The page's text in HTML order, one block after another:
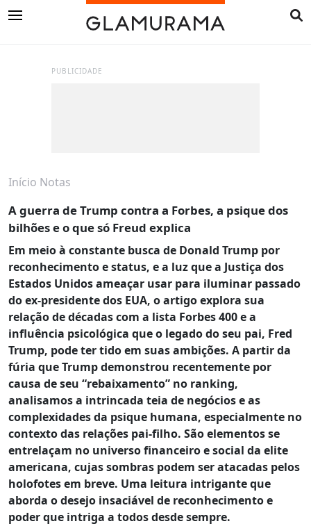
PUBLICIDADE
Início Notas
A guerra de Trump contra a Forbes, a psique dos
bilhões e o que só Freud explica
Em meio à constante busca de Donald Trump por
reconhecimento e status, e a luz que a Justiça dos
Estados Unidos ameaçar usar para iluminar passado
do ex-presidente dos EUA, o artigo explora sua
relação de décadas com a lista Forbes 400 e a
influência psicológica que o legado do seu pai, Fred
Trump, pode ter tido em suas ambições. A partir da
fúria que Trump demonstrou recentemente por
causa de seu “rebaixamento” no ranking,
analisamos a intrincada teia de negócios e as
complexidades da psique humana, especialmente no
contexto das relações pai-filho. São elementos se
entrelaçam no universo financeiro e social da elite
americana, cujas sombras podem ser atacadas pelos
holofotes em breve. Uma leitura intrigante que
aborda o desejo insaciável de reconhecimento e
poder que intriga a todos desde sempre.